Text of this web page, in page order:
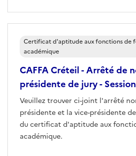
CAFFA Créteil - Arrêté de
présidente de jury -
Veuillez trouver ci-joint l'arrêté
présidente et la vice-présidente
du certificat d'aptitude aux
académique.
Certificat d'aptitude aux fonctions de
académique